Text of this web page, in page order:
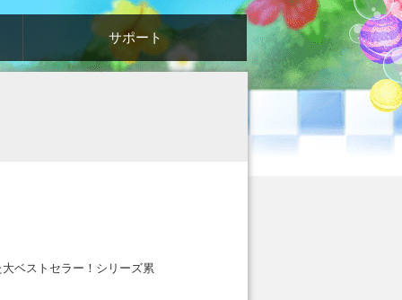
サポート
ベストセラー！シリーズ累